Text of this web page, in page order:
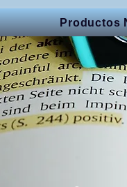
Productos